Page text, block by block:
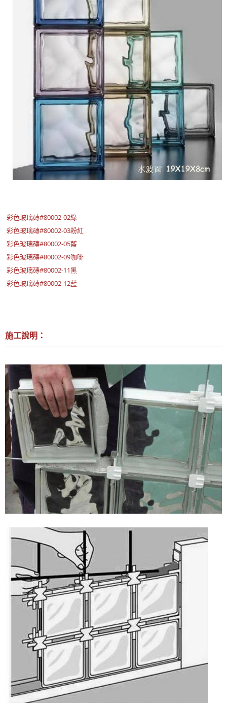
彩色玻璃磚#80002-02綠
彩色玻璃磚#80002-03粉紅
彩色玻璃磚#80002-05藍
彩色玻璃磚#80002-09咖啡
彩色玻璃磚#80002-11黑
彩色玻璃磚#80002-12藍
施工說明：